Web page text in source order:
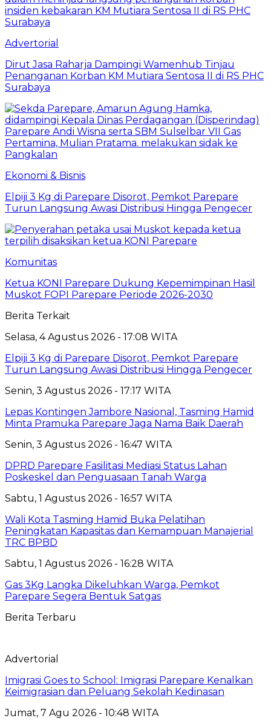
Advertorial
Dirut Jasa Raharja Dampingi Wamenhub Tinjau
Penanganan Korban KM Mutiara Sentosa II di RS PHC
Surabaya
Ekonomi & Bisnis
Elpiji 3 Kg di Parepare Disorot, Pemkot Parepare
Turun Langsung Awasi Distribusi Hingga Pengecer
Komunitas
Ketua KONI Parepare Dukung Kepemimpinan Hasil
Muskot FOPI Parepare Periode 2026-2030
Berita Terkait
Selasa, 4 Agustus 2026 - 17:08 WITA
Elpiji 3 Kg di Parepare Disorot, Pemkot Parepare
Turun Langsung Awasi Distribusi Hingga Pengecer
Senin, 3 Agustus 2026 - 17:17 WITA
Lepas Kontingen Jambore Nasional, Tasming Hamid
Minta Pramuka Parepare Jaga Nama Baik Daerah
Senin, 3 Agustus 2026 - 16:47 WITA
DPRD Parepare Fasilitasi Mediasi Status Lahan
Poskeskel dan Penguasaan Tanah Warga
Sabtu, 1 Agustus 2026 - 16:57 WITA
Wali Kota Tasming Hamid Buka Pelatihan
Peningkatan Kapasitas dan Kemampuan Manajerial
TRC BPBD
Sabtu, 1 Agustus 2026 - 16:28 WITA
Gas 3Kg Langka Dikeluhkan Warga, Pemkot
Parepare Segera Bentuk Satgas
Berita Terbaru
Advertorial
Imigrasi Goes to School: Imigrasi Parepare Kenalkan
Keimigrasian dan Peluang Sekolah Kedinasan
Jumat, 7 Agu 2026 - 10:48 WITA